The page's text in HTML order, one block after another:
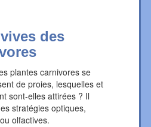
des
plantes carnivores se
de proies, lesquelles et
sont-elles attirées ? Il
stratégies optiques,
olfactives.